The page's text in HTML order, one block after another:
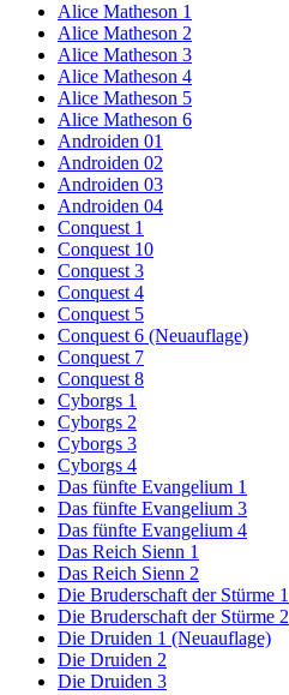
Alice Matheson 1
Alice Matheson 2
Alice Matheson 3
Alice Matheson 4
Alice Matheson 5
Alice Matheson 6
Androiden 01
Androiden 02
Androiden 03
Androiden 04
Conquest 1
Conquest 10
Conquest 3
Conquest 4
Conquest 5
Conquest 6 (Neuauflage)
Conquest 7
Conquest 8
Cyborgs 1
Cyborgs 2
Cyborgs 3
Cyborgs 4
Das fünfte Evangelium 1
Das fünfte Evangelium 3
Das fünfte Evangelium 4
Das Reich Sienn 1
Das Reich Sienn 2
Die Bruderschaft der Stürme 1
Die Bruderschaft der Stürme 2
Die Druiden 1 (Neuauflage)
Die Druiden 2
Die Druiden 3